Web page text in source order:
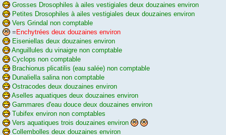
Grosses Drosophiles à ailes vestigiales deux douzaines environ
Petites Drosophiles à ailes vestigiales deux douzaines environ
Vers Grindal non comptable
= Enchytrées deux douzaines environ
Eiseniellas deux douzaines environ
Anguillules du vinaigre non comptable
Cyclops non comptable
Brachionus plicatilis (eau salée) non comptable
Dunaliella salina non comptable
Ostracodes deux douzaines environ
Aselles aquatiques deux douzaines environ
Gammares d'eau douce deux douzaines environ
Tubifex environ non comptables
Vers aquatiques trois douzaines environ
Collembolles deux douzaines environ